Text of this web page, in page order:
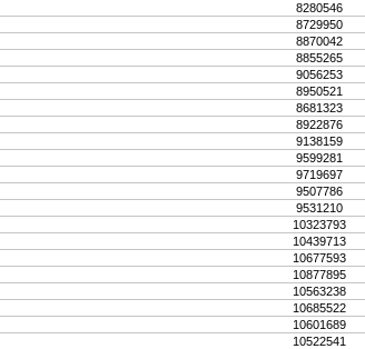
8280546
8729950
8870042
8855265
9056253
8950521
8681323
8922876
9138159
9599281
9719697
9507786
9531210
10323793
10439713
10677593
10877895
10563238
10685522
10601689
10522541